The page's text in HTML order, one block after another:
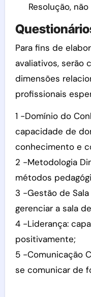
Resolução,
Para fins de
avaliativos, serão
dimensões
profissionais
1 -Domínio do
capacidade de
conhecimento e
2 -Metodologia
métodos
3 -Gestão de
gerenciar a sala
4 -Liderança:
positivamente;
5 -Comunicação
se comunicar de